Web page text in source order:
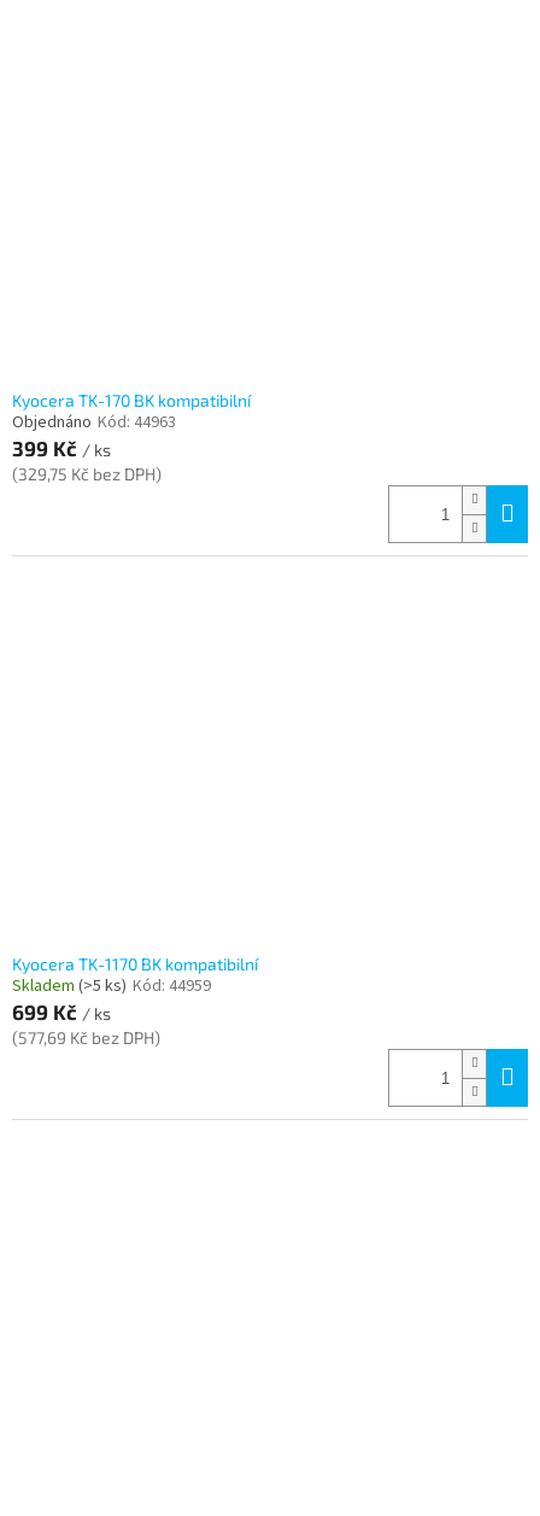
Kyocera TK-170 BK kompatibilní
Objednáno Kód: 44963
399 Kč / ks
(329,75 Kč bez DPH)
Kyocera TK-1170 BK kompatibilní
Skladem (>5 ks) Kód: 44959
699 Kč / ks
(577,69 Kč bez DPH)